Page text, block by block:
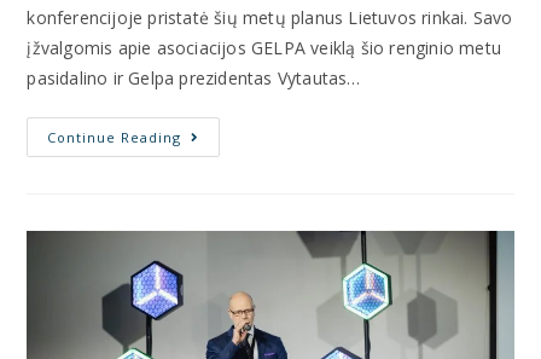
konferencijoje pristatė šių metų planus Lietuvos rinkai. Savo
įžvalgomis apie asociacijos GELPA veiklą šio renginio metu
pasidalino ir Gelpa prezidentas Vytautas…
Continue Reading